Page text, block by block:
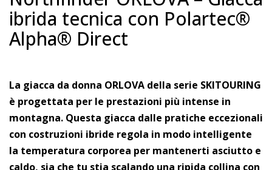
ibrida tecnica con Polartec®
Alpha® Direct
La giacca da donna ORLOVA della serie SKITOURING
è progettata per le prestazioni più intense in
montagna. Questa giacca dalle pratiche eccezionali
con costruzioni ibride regola in modo intelligente
la temperatura corporea per mantenerti asciutto e
caldo, sia che tu stia scalando una ripida collina con